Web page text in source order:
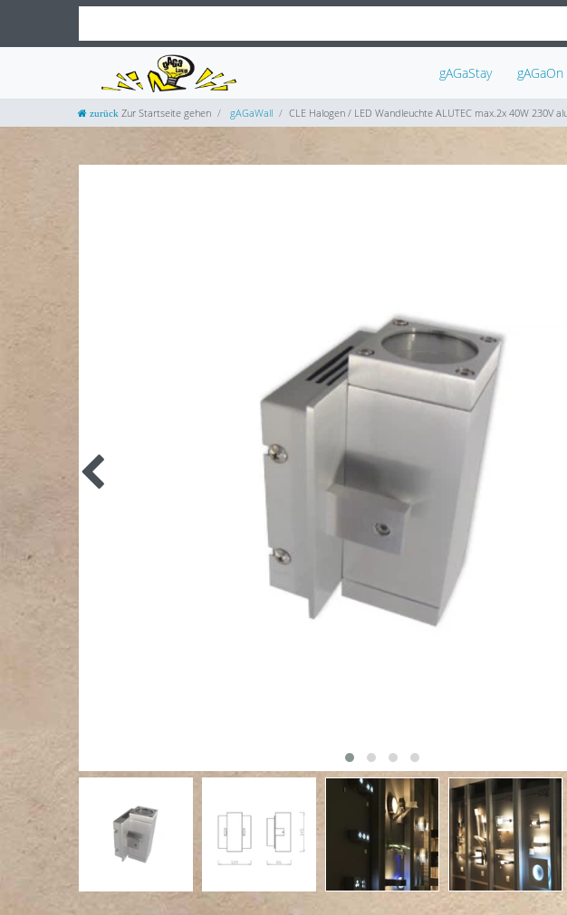
gAGaStay gAGaOn
Zur Startseite gehen gAGaWall CLE Halogen / LED Wandleuchte ALUTEC max.2x 40W 230V